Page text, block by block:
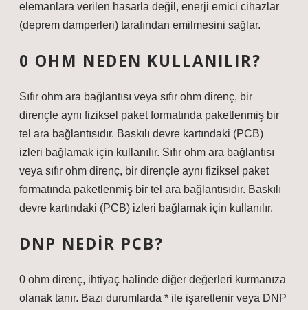
elemanlara verilen hasarla değil, enerji emici cihazlar
(deprem damperleri) tarafından emilmesini sağlar.
0 OHM NEDEN KULLANILIR?
Sıfır ohm ara bağlantısı veya sıfır ohm direnç, bir
dirençle aynı fiziksel paket formatında paketlenmiş bir
tel ara bağlantısıdır. Baskılı devre kartındaki (PCB)
izleri bağlamak için kullanılır. Sıfır ohm ara bağlantısı
veya sıfır ohm direnç, bir dirençle aynı fiziksel paket
formatında paketlenmiş bir tel ara bağlantısıdır. Baskılı
devre kartındaki (PCB) izleri bağlamak için kullanılır.
DNP NEDIR PCB?
0 ohm direnç, ihtiyaç halinde diğer değerleri kurmanıza
olanak tanır. Bazı durumlarda * ile işaretlenir veya DNP